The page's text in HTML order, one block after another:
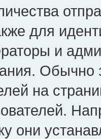
для
и
Обычно
на
они